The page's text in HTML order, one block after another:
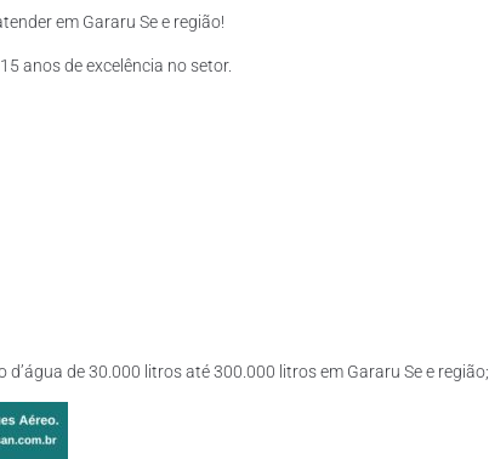
em Gararu Se e região!
anos de excelência no setor.
de 30.000 litros até 300.000 litros em Gararu Se e região;